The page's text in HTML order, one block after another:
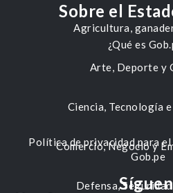
Agricultura,
Arte, Deporte y
Ciencia, Tecnología
Comercio, Negocio y
Defensa,
Sobre el
¿Qué es
Política de privacidad para el
Gob.pe